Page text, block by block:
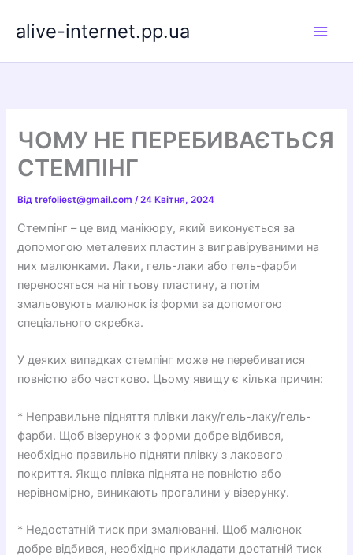
alive-internet.pp.ua
ЧОМУ НЕ ПЕРЕБИВАЄТЬСЯ
СТЕМПІНГ
Відtrefoliest@gmail.com/24 Квітня, 2024
Стемпінг – це вид манікюру, який виконується за
допомогою металевих пластин з вигравіруваними на
них малюнками. Лаки, гель-лаки або гель-фарби
переносяться на нігтьову пластину, а потім
змальовують малюнок із форми за допомогою
спеціального скребка.
У деяких випадках стемпінг може не перебиватися
повністю або частково. Цьому явищу є кілька причин:
* Неправильне підняття плівки лаку/гель-лаку/гель-
фарби. Щоб візерунок з форми добре відбився,
необхідно правильно підняти плівку з лакового
покриття. Якщо плівка піднята не повністю або
нерівномірно, виникають прогалини у візерунку.
* Недостатній тиск при змалюванні. Щоб малюнок
добре відбився, необхідно прикладати достатній тиск